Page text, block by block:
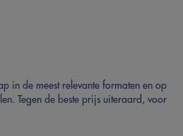
in de meest relevante formaten en op
Tegen de beste prijs uiteraard, voor